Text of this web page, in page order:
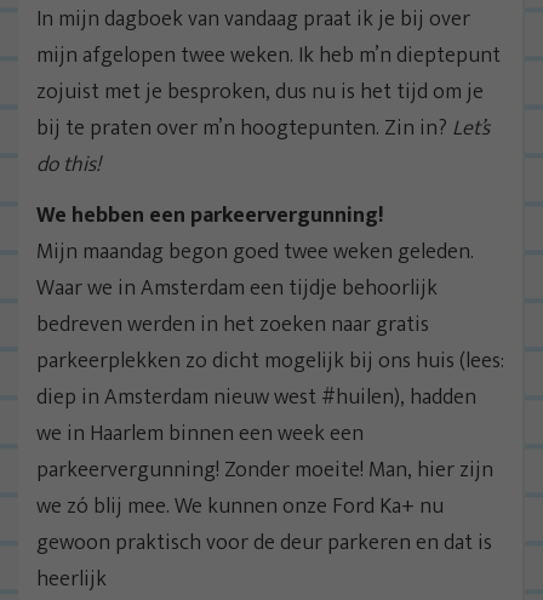
In mijn dagboek van vandaag praat ik je bij over
mijn afgelopen twee weken. Ik heb m’n dieptepunt
zojuist met je besproken, dus nu is het tijd om je
bij te praten over m’n hoogtepunten. Zin in? Let’s
do this!
We hebben een parkeervergunning!
Mijn maandag begon goed twee weken geleden.
Waar we in Amsterdam een tijdje behoorlijk
bedreven werden in het zoeken naar gratis
parkeerplekken zo dicht mogelijk bij ons huis (lees:
diep in Amsterdam nieuw west #huilen), hadden
we in Haarlem binnen een week een
parkeervergunning! Zonder moeite! Man, hier zijn
we zó blij mee. We kunnen onze Ford Ka+ nu
gewoon praktisch voor de deur parkeren en dat is
heerlijk